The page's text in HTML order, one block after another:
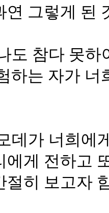
연 그렇게 된
도 참다 못하
하는 자가
데가 너희에
에게 전하고
절히 보고자